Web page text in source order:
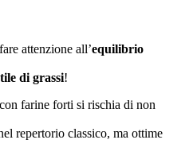
attenzione all’equilibrio
di grassi!
farine forti si rischia di non
repertorio classico, ma ottime